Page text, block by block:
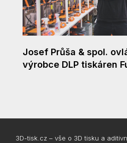
Josef Průša & spol.
výrobce DLP tiskáren
3D-tisk.cz – vše o 3D tisku a